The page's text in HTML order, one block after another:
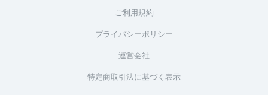
ご利用規約
プライバシーポリシー
運営会社
特定商取引法に基づく表示